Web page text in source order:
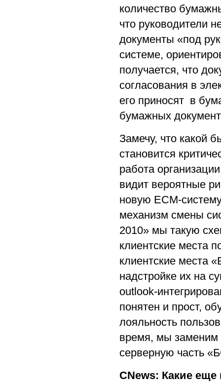
количество
что руководители
документы «под
системе,
получается, что
согласования в
его приносят в
бумажных
Замечу, что какой
становится
работа
видит вероятные
новую ECM-
механизм смены
2010» мы такую
клиентские места
клиентские места
надстройке их на
outlook-
понятен и прост,
лояльность
время, мы заменим
серверную часть
CNews: Какие